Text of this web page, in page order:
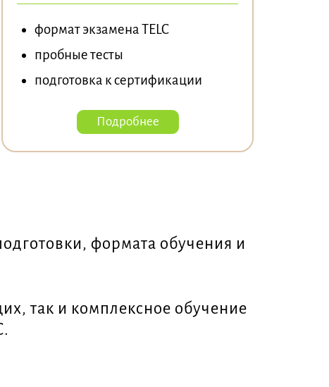
формат экзамена TELC
пробные тесты
подготовка к сертификации
Подробнее
формата обучения и
так и комплексное обучение